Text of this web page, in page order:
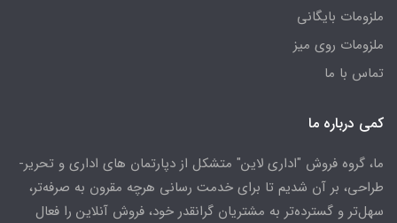
ملزومات بایگانی
ملزومات روی میز
تماس با ما
کمی درباره ما
ما، گروه فروش "اداری لاین" متشکل از دپارتمان های اداری و تحریر-
طراحی، بر آن شدیم تا برای خدمت رسانی هرچه مقرون به صرفه‌تر،
سهل‌تر و گسترده‌تر به مشتریان گرانقدر خود، فروش آنلاین را فعال